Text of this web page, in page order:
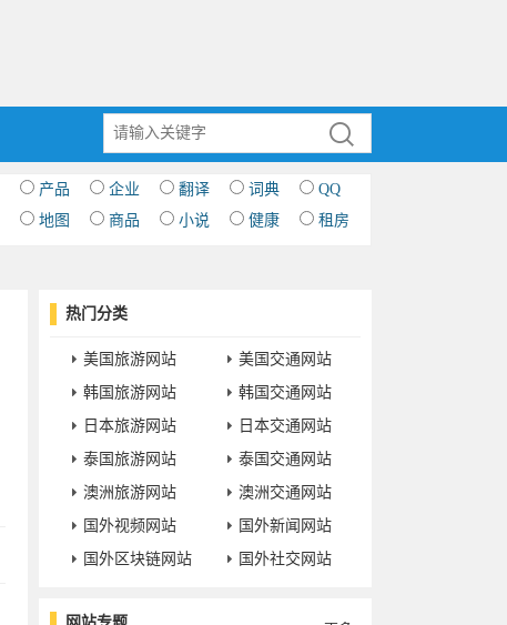
产品 企业 翻译 词典
QQ
地图 商品 小说 健康 租房
热门分类
美国旅游网站
美国交通网站
韩国旅游网站
韩国交通网站
日本旅游网站
日本交通网站
泰国旅游网站
泰国交通网站
澳洲旅游网站
澳洲交通网站
国外视频网站
国外新闻网站
国外区块链网站
国外社交网站